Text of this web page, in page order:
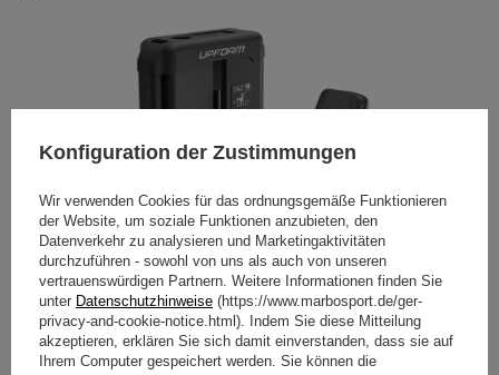
Konfiguration der Zustimmungen
Wir verwenden Cookies für das ordnungsgemäße Funktionieren
der Website, um soziale Funktionen anzubieten, den
Datenverkehr zu analysieren und Marketingaktivitäten
durchzuführen - sowohl von uns als auch von unseren
vertrauenswürdigen Partnern. Weitere Informationen finden Sie
unter Datenschutzhinweise (https://www.marbosport.de/ger-
privacy-and-cookie-notice.html). Indem Sie diese Mitteilung
akzeptieren, erklären Sie sich damit einverstanden, dass sie auf
Ihrem Computer gespeichert werden. Sie können die